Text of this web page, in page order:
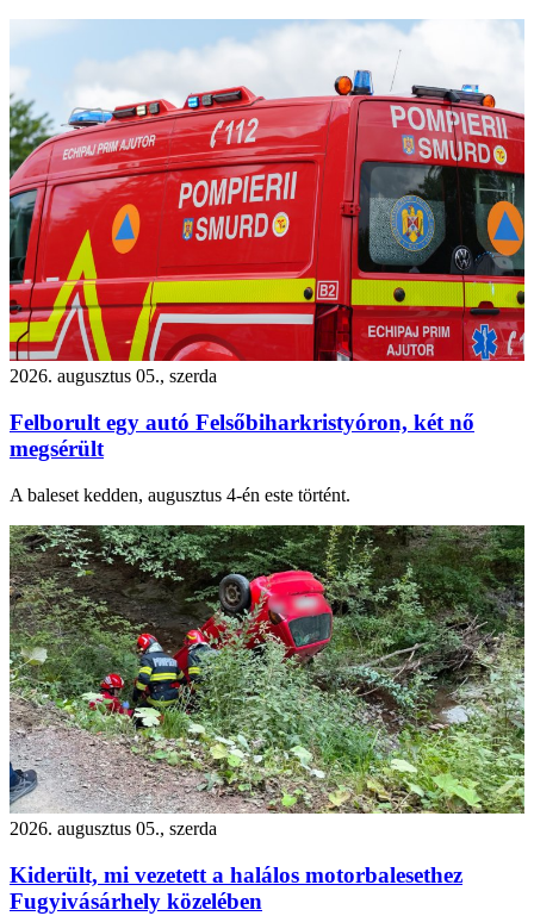
2026. augusztus 05., szerda
Felborult egy autó Felsőbiharkristyóron, két nő
megsérült
A baleset kedden, augusztus 4-én este történt.
2026. augusztus 05., szerda
Kiderült, mi vezetett a halálos motorbalesethez
Fugyivásárhely közelében